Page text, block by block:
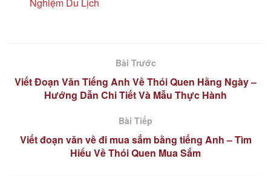
Bài Trước
Viết Đoạn Văn Tiếng Anh Về Thói Quen Hằng Ngày –
Hướng Dẫn Chi Tiết Và Mẫu Thực Hành
Bài Tiếp
Viết đoạn văn về đi mua sắm bằng tiếng Anh – Tìm
Hiểu Về Thói Quen Mua Sắm